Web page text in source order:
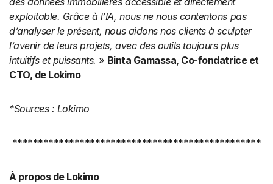
exploitable. Grâce à l’IA, nous ne nous contentons pas
d’analyser le présent, nous aidons nos clients à sculpter
l’avenir de leurs projets, avec des outils toujours plus
intuitifs et puissants. » Binta Gamassa, Co-fondatrice et
CTO, de Lokimo
*Sources : Lokimo
************************************************
À propos de Lokimo